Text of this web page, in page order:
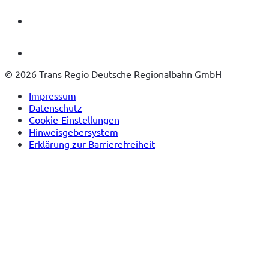
© 2026 Trans Regio Deutsche Regionalbahn GmbH
Impressum
Datenschutz
Cookie-Einstellungen
Hinweisgebersystem
Erklärung zur Barrierefreiheit